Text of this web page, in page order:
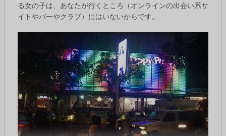
る女の子は、あなたが行くところ（オンラインの出会い系サ
イトやバーやクラブ）にはいないからです。